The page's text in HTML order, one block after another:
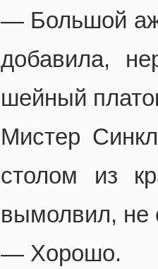
— Большой
добавила,
шейный
Мистер
столом из
вымолвил, не
— Хорошо.